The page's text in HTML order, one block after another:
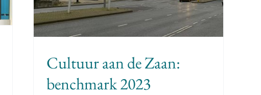
Cultuur aan de Zaan:
benchmark 2023